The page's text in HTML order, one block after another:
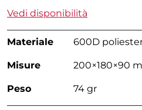
Vedi disponibilità
Materiale 600D
Misure 200×180×90
Peso 74 gr